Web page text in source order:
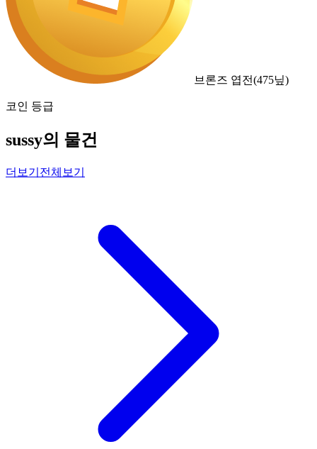
브론즈 엽전(475닢)
코인 등급
sussy의 물건
더보기 전체보기